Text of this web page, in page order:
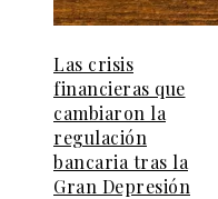
Las crisis
financieras que
cambiaron la
regulación
bancaria tras la
Gran Depresión